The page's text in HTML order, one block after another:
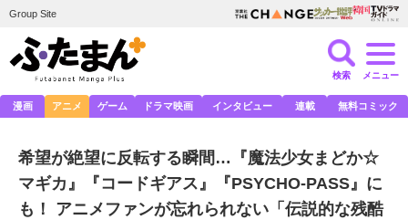
Group Site
検索 メニュー
漫画 アニメ ゲーム ドラマ映画 インタビュー 連載 無料コミック
希望が絶望に反転する瞬間…『魔法少女まどか☆
マギカ』『コードギアス』『PSYCHO-PASS』に
も！ アニメファンが忘れられない「伝説的な残酷